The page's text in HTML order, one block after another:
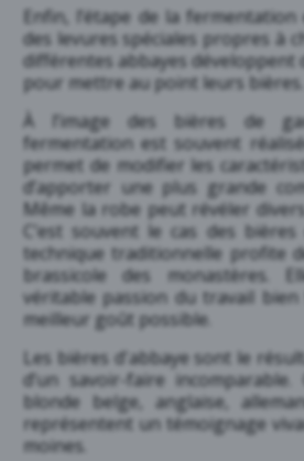
Enfin, l’étape de la
des levures spéciales propres à
différentes abbayes développent
pour mettre au point leurs bières.
À l’image des bières de
fermentation est souvent
permet de modifier les
d’apporter une plus grande
Même la robe peut révéler
C’est souvent le cas des bières
technique traditionnelle profite
brassicole des monastères.
véritable passion du travail
meilleur goût possible.
Les bières d'abbaye sont le
d’un savoir-faire incomparable.
blonde belge, anglaise,
représentent un témoignage
moines.